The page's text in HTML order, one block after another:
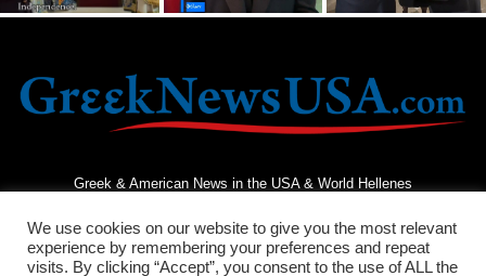
Greek & American News in the USA & World Hellenes
We use cookies on our website to give you the most relevant
experience by remembering your preferences and repeat
visits. By clicking “Accept”, you consent to the use of ALL the